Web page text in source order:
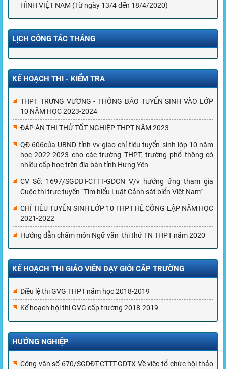
HÌNH VIỆT NAM (Từ ngày 13/4 đến 18/4/2020)
LỊCH CÔNG TÁC THÁNG
KẾ HOẠCH THI - KIỂM TRA
THPT TRƯNG VƯƠNG - THÔNG BÁO TUYỂN SINH VÀO LỚP
10 NĂM HỌC 2023-2024
ĐÁP ÁN THI THỬ TỐT NGHIỆP THPT NĂM 2023
QĐ 606của UBND tỉnh vv giao chỉ tiêu tuyển sinh lớp 10 năm
học 2022-2023 cho các trường THPT, trường phổ thông có
nhiều cấp học trên địa bàn tỉnh Hưng Yên
CV Số: 1697/SGDĐT-CTTT-GDCN V/v hưởng ứng tham gia
Cuộc thi trực tuyến “Tìm hiểu Luật Cảnh sát biển Việt Nam”
CHỈ TIÊU TUYỂN SINH LỚP 10 THPT HỆ CÔNG LẬP NĂM HỌC
2021-2022
Hướng dẫn chấm môn Ngữ văn_thi thử TN THPT năm 2020
KẾ HOẠCH THI GIÁO VIÊN DẠY GIỎI CẤP TRƯỜNG
Điều lệ thi GVG THPT năm học 2018-2019
Kế hoạch hội thi GVG cấp trường 2018-2019
HƯỚNG NGHIỆP
Công văn số 670/SGDĐT-CTTT-GDTX Về việc tổ chức hội thảo